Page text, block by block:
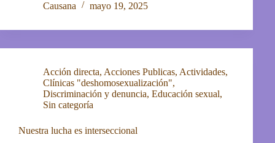
Causana
mayo 19, 2025
Acción directa, Acciones Publicas, Actividades,
Clínicas "deshomosexualización",
Discriminación y denuncia, Educación sexual,
Sin categoría
Nuestra lucha es interseccional